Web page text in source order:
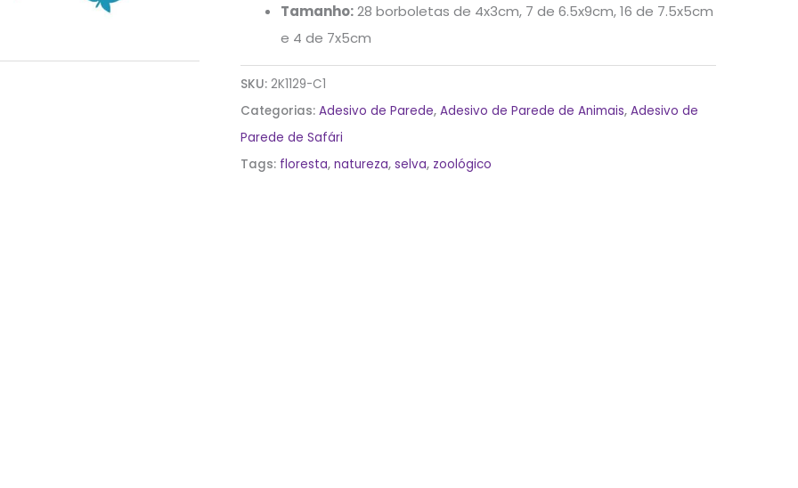
Tamanho:28 borboletas de 4x3cm, 7 de 6.5x9cm, 16 de 7.5x5cm
e 4 de 7x5cm
SKU:2K1129-C1
Categorias:Adesivo de Parede,Adesivo de Parede de Animais,Adesivo de
Parede de Safári
Tags: floresta,natureza,selva, zoológico